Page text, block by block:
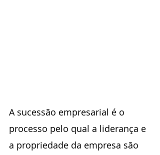
A sucessão empresarial é o
processo pelo qual a liderança e
a propriedade da empresa são